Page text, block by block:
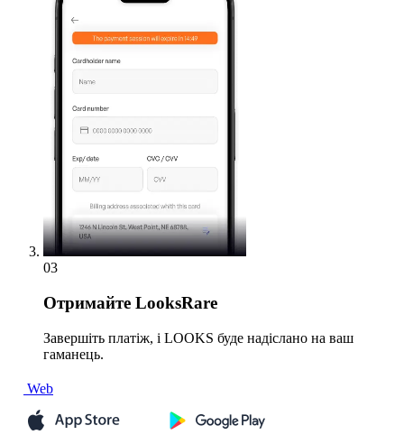
03
Отримайте LooksRare
Завершіть платіж, і LOOKS буде надіслано на ваш
гаманець.
Web